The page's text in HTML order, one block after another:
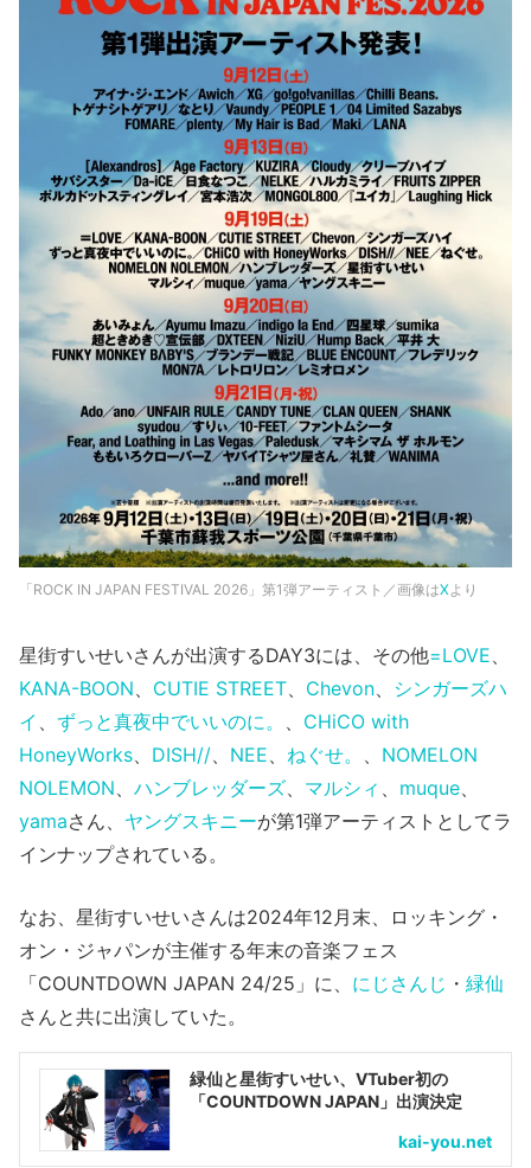
「ROCK IN JAPAN FESTIVAL 2026」第1弾アーティスト／画像はXより
星街すいせいさんが出演するDAY3には、その他=LOVE
KANA-BOON
CUTIE STREET Chevon
シンガーズハ
イ
ずっと真夜中でいいのに。
CHiCO with
HoneyWorks
DISH// NEE ねぐせ。
NOMELON
NOLEMON
ハンブレッダーズ マルシィ muque
yamaさん、 ヤングスキニーが第1弾アーティストとしてラ
インナップされている。
なお、星街すいせいさんは2024年12月末、ロッキング・
オン・ジャパンが主催する年末の音楽フェス
「COUNTDOWN JAPAN 24/25」に、 にじさんじ ・ 緑仙
さんと共に出演していた。
緑仙と星街すいせい、VTuber初の
「COUNTDOWN JAPAN」出演決定
kai-you.net